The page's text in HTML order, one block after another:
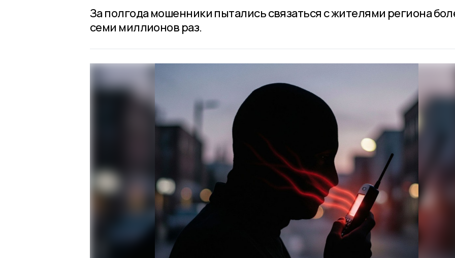
За полгода мошенники пытались связаться с жителями региона
семи миллионов раз.